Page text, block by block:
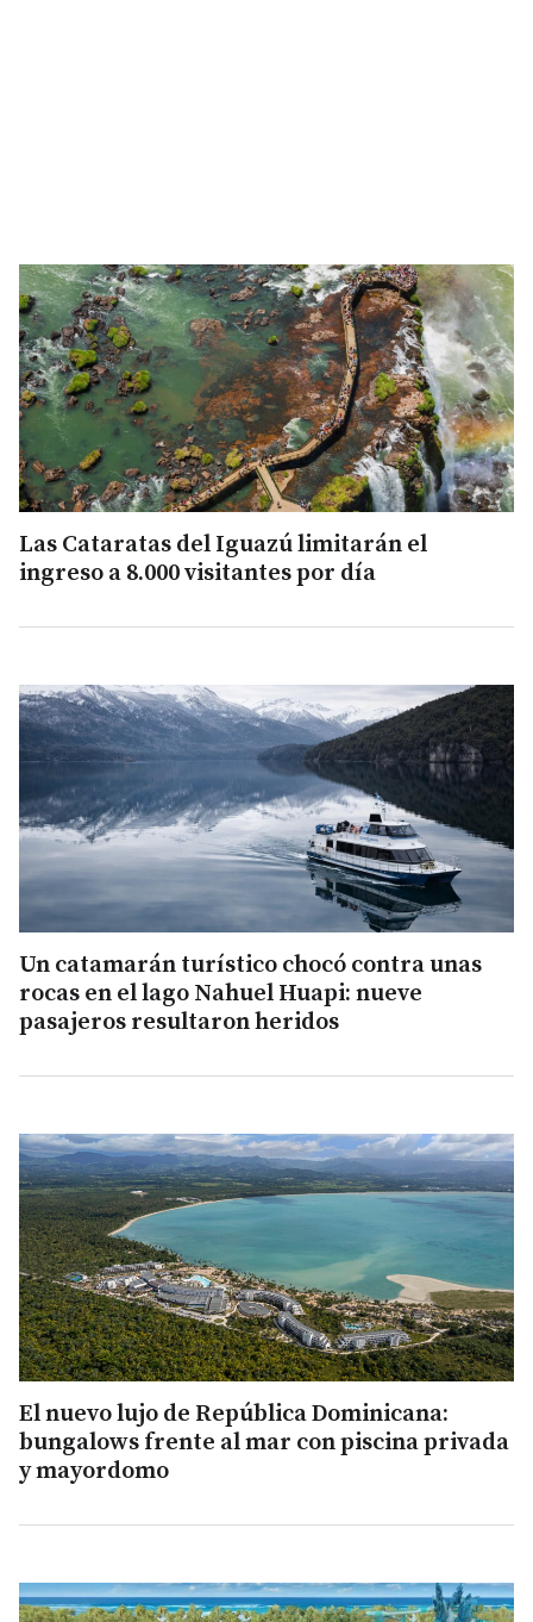
Las Cataratas del Iguazú limitarán el
ingreso a 8.000 visitantes por día
Un catamarán turístico chocó contra unas
rocas en el lago Nahuel Huapi: nueve
pasajeros resultaron heridos
El nuevo lujo de República Dominicana:
bungalows frente al mar con piscina privada
y mayordomo